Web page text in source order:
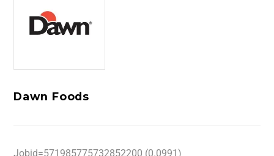
Dawn Foods
Jobid=571985775732852200 (0.0991)